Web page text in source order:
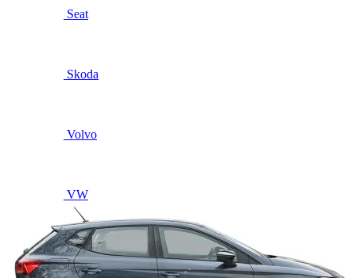
Seat
Skoda
Volvo
VW